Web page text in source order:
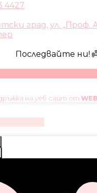
4427
град, ул. „Проф.
Последвайте ни!
на уеб сайт от